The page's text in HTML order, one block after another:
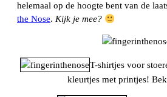
helemaal op de hoogte bent van de
the Nose. Kijk je mee?
T-shirtjes voor
kleurtjes met printjes!